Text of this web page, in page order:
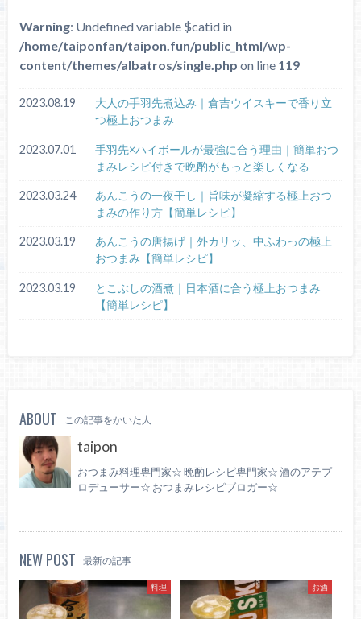
Warning: Undefined variable $catid in
/home/taiponfan/taipon.fun/public_html/wp-
content/themes/albatros/single.php on line 119
2023.08.19
大人の手羽先煮込み｜倉吉ウイスキーで香り立
つ極上おつまみ
2023.07.01
手羽先×ハイボールが最強に合う理由｜簡単おつ
まみレシピ付きで晩酌がもっと楽しくなる
2023.03.24
あんこうの一夜干し｜旨味が凝縮する極上おつ
まみの作り方【簡単レシピ】
2023.03.19
あんこうの唐揚げ｜外カリッ、中ふわっの極上
おつまみ【簡単レシピ】
2023.03.19
とこぶしの酒煮｜日本酒に合う極上おつまみ
【簡単レシピ】
ABOUT この記事をかいた人
taipon
おつまみ料理専門家☆ 晩酌レシピ専門家☆ 酒のアテプ
ロデューサー☆ おつまみレシピブロガー☆
NEW POST 最新の記事
料理 お酒